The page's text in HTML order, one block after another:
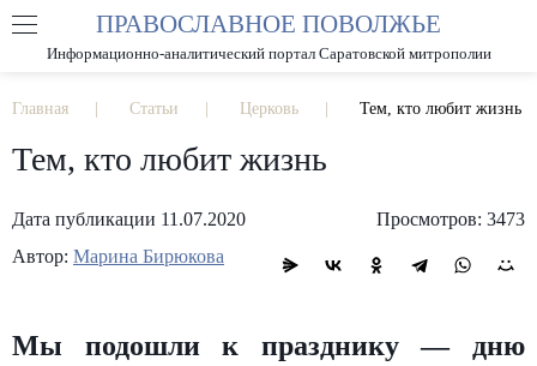
РАЗМЕР ШРИФТА А А
ПРАВОСЛАВНОЕ ПОВОЛЖЬЕ
Информационно-аналитический портал Саратовской митрополии
Главная Статьи Церковь Тем, кто любит жизнь
Тем, кто любит жизнь
Дата публикации 11.07.2020
Просмотров: 3473
Автор: Марина Бирюкова
Мы подошли к празднику — дню